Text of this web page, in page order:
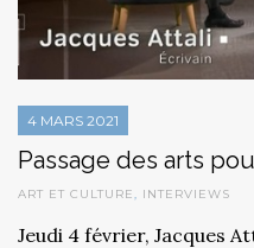
4 MARS 2021
Passage des arts
ART ET CULTURE, INTERVIEWS
Jeudi 4 février, Jacques